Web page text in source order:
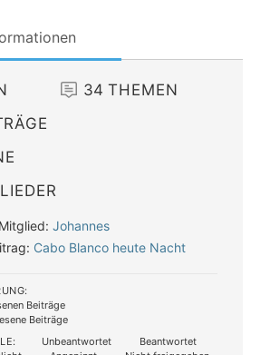
34 THEMEN
Johannes
Cabo Blanco heute Nacht
Beiträge
Beiträge
Unbeantwortet
Beantwortet